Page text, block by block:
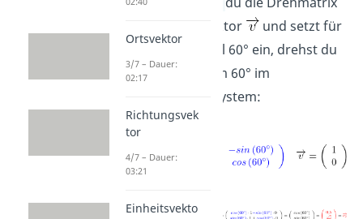
mit einem Vektor
und setzt für
zum Beispiel 60° ein, drehst du
den Vektor um 60° im
Koordinatensystem:
Ortsvektor
3/7 – Dauer:
02:17
Richtungsvek
tor
4/7 – Dauer:
03:21
Einheitsvekto